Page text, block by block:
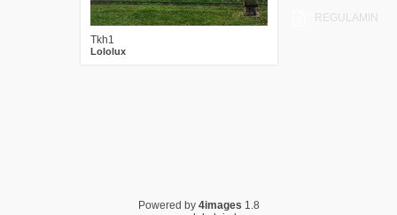
REGULAMIN
Tkh1
Lololux
Powered by 4images 1.8